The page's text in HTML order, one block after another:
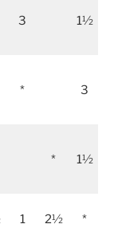
3 1½
* 3
* 1½
1 2½ *